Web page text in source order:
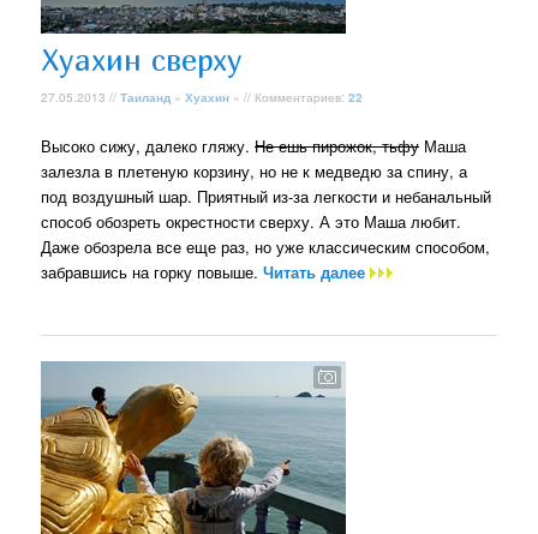
Хуахин сверху
27.05.2013 //Таиланд »Хуахин » // Комментариев:22
Высоко сижу, далеко гляжу.Не ешь пирожок, тьфу Маша
залезла в плетеную корзину, но не к медведю за спину, а
под воздушный шар. Приятный из-за легкости и небанальный
способ обозреть окрестности сверху. А это Маша любит.
Даже обозрела все еще раз, но уже классическим способом,
забравшись на горку повыше.Читать далее